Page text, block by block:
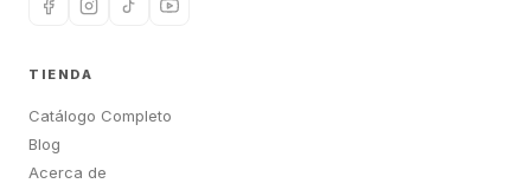
TIENDA
Catálogo Completo
Blog
Acerca de